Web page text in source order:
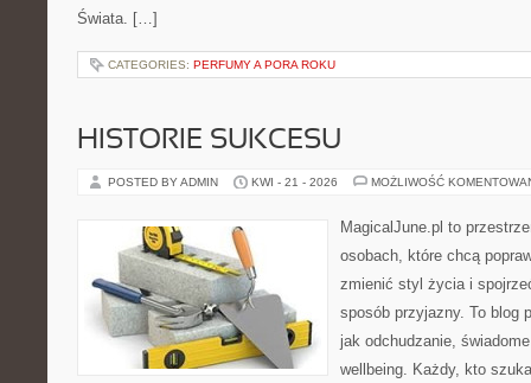
Świata. […]
CATEGORIES: PERFUMY A PORA ROKU
HISTORIE SUKCESU
POSTED BY ADMIN KWI - 21 - 2026 MOŻLIWOŚĆ
MagicalJune.pl to
osobach, które chcą
zmienić styl życia i
sposób przyjazny. To blog
jak odchudzanie,
wellbeing. Każdy, kto